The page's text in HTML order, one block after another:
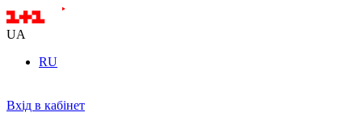
UA
RU
Вхід в кабінет